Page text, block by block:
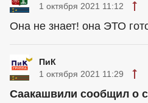
1 октября 2021 11:12
Она не знает! она ЭТО
ПиК
1 октября 2021 11:29
Саакашвили сообщил о